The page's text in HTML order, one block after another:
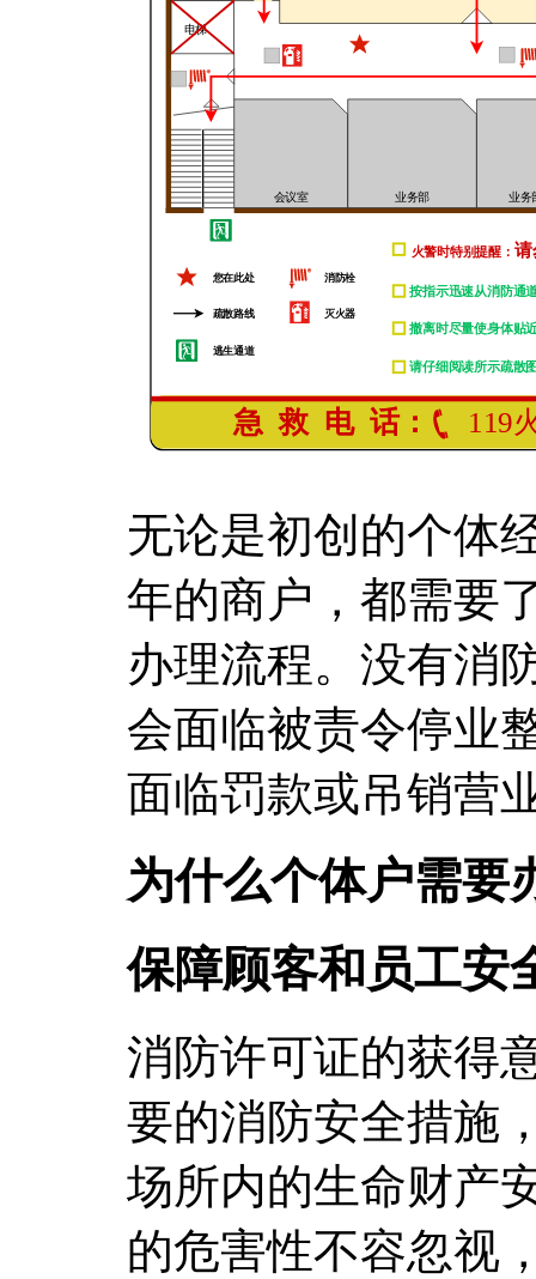
无论是初创的个体
年的商户，都需要
办理流程。没有消
会面临被责令停业
面临罚款或吊销营
为什么个体户需要
保障顾客和员工安
消防许可证的获得
要的消防安全措施
场所内的生命财产
的危害性不容忽视